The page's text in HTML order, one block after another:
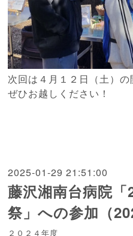
次回は４月１２日（土）の
ぜひお越しください！
2025-01-29 21:51:00
藤沢湘南台病院
祭」への参加（
２０２４年度